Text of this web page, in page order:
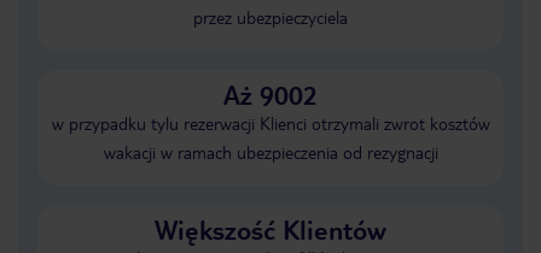
przez ubezpieczyciela
Aż 9002
w przypadku tylu rezerwacji Klienci otrzymali zwrot kosztów
wakacji w ramach ubezpieczenia od rezygnacji
Większość Klientów